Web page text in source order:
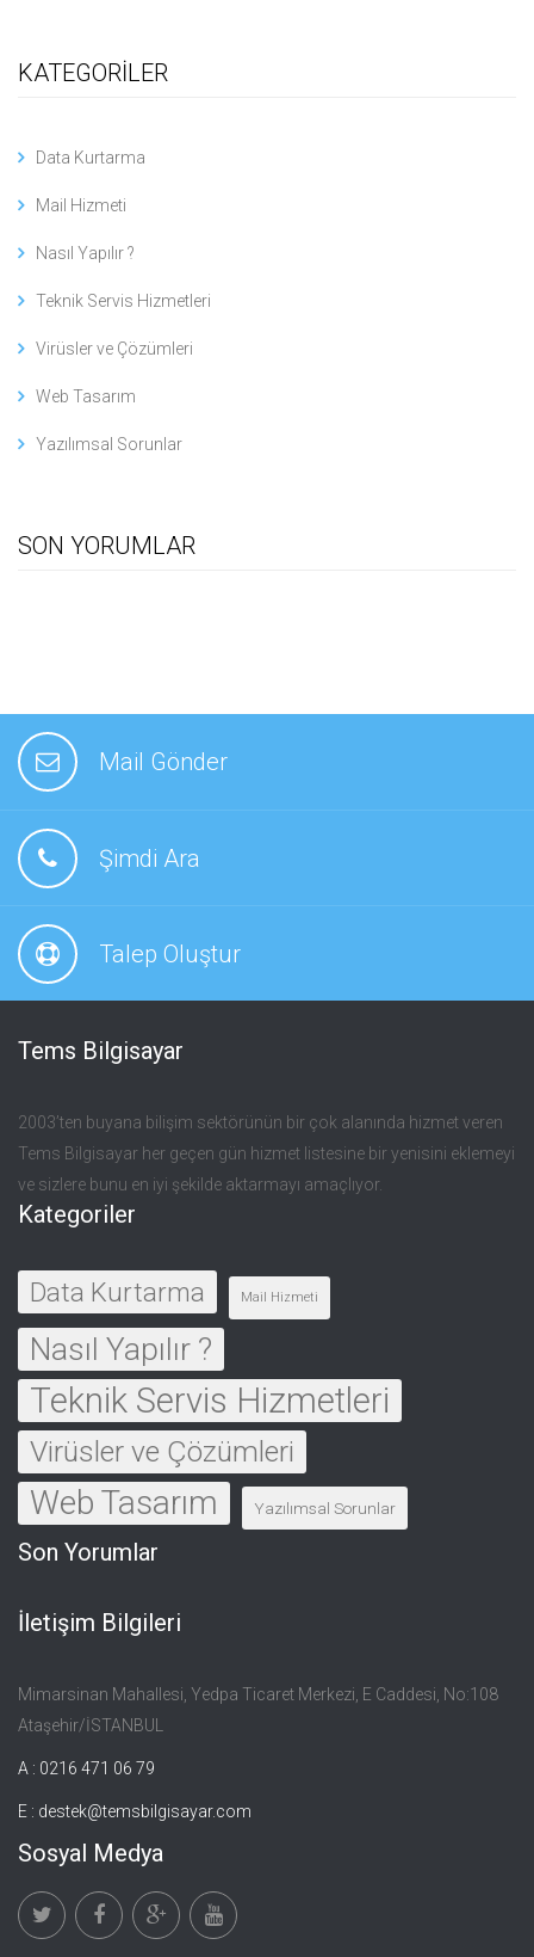
KATEGORİLER
Data Kurtarma
Mail Hizmeti
Nasıl Yapılır ?
Teknik Servis Hizmetleri
Virüsler ve Çözümleri
Web Tasarım
Yazılımsal Sorunlar
SON YORUMLAR
Mail Gönder
Şimdi Ara
Talep Oluştur
Tems Bilgisayar
2003’ten buyana bilişim sektörünün bir çok alanında hizmet veren
Tems Bilgisayar her geçen gün hizmet listesine bir yenisini eklemeyi
ve sizlere bunu en iyi şekilde aktarmayı amaçlıyor.
Kategoriler
Data Kurtarma Mail Hizmeti
Nasıl Yapılır ?
Teknik Servis Hizmetleri
Virüsler ve Çözümleri
Web Tasarım Yazılımsal Sorunlar
Son Yorumlar
İletişim Bilgileri
Mimarsinan Mahallesi, Yedpa Ticaret Merkezi, E Caddesi, No:108
Ataşehir/İSTANBUL
A : 0216 471 06 79
E : destek@temsbilgisayar.com
Sosyal Medya